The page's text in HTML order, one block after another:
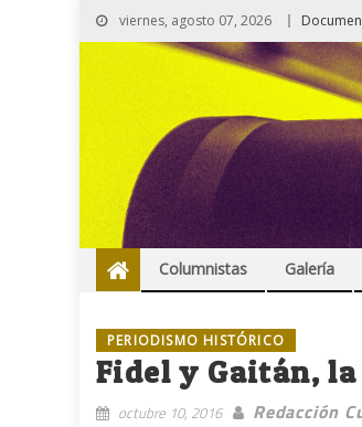
viernes, agosto 07, 2026
Columnistas Galería
PERIODISMO HISTÓRICO
Fidel y Gaitán,
octubre 10, 2016 Redacción